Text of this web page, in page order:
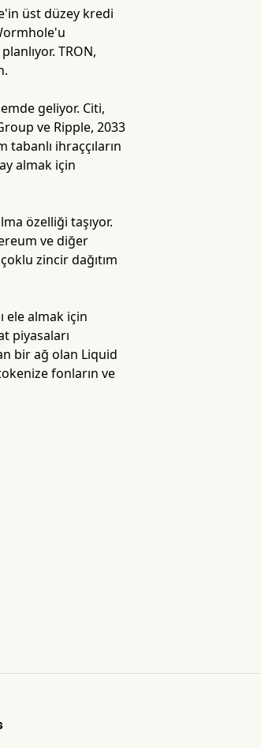
üst düzey kredi
TRON,
geliyor. Citi,
ve Ripple, 2033
tabanlı ihraççıların
almak için
özelliği taşıyor.
ve diğer
zincir dağıtım
ele almak için
piyasaları
bir ağ olan Liquid
fonların ve